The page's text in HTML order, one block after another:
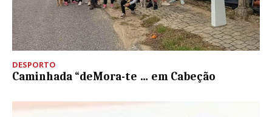
DESPORTO
Caminhada “deMora-te … em Cabeção